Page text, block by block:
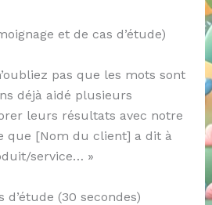
et de cas d’étude)
pas que les mots sont
déjà aidé plusieurs
leurs résultats avec notre
que [Nom du client] a dit à
service… »
d’étude (30 secondes)